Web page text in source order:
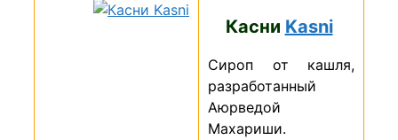
Касни Kasni
Cироп от кашля,
разработанный
Аюрведой
Махариши.